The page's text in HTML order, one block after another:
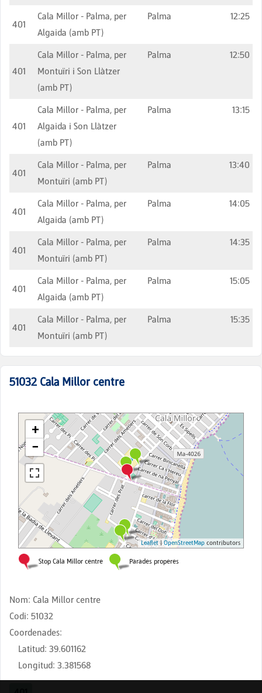
401
Cala Millor - Palma, per
Algaida (amb PT)
Palma 12:25
401
Cala Millor - Palma, per
Montuïri i Son Llàtzer
(amb PT)
Palma 12:50
401
Cala Millor - Palma, per
Algaida i Son Llàtzer
(amb PT)
Palma 13:15
401
Cala Millor - Palma, per
Montuïri (amb PT)
Palma 13:40
401
Cala Millor - Palma, per
Algaida (amb PT)
Palma 14:05
401
Cala Millor - Palma, per
Montuïri (amb PT)
Palma 14:35
401
Cala Millor - Palma, per
Algaida (amb PT)
Palma 15:05
401
Cala Millor - Palma, per
Montuïri (amb PT)
Palma 15:35
51032 Cala Millor centre
Nom: Cala Millor centre
Codi: 51032
Coordenades:
Latitud: 39.601162
Longitud: 3.381568